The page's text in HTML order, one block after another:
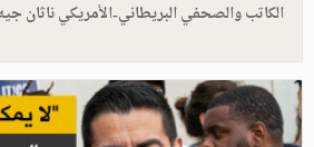
الكاتب والصحفي البريطاني-الأمريكي ناثان